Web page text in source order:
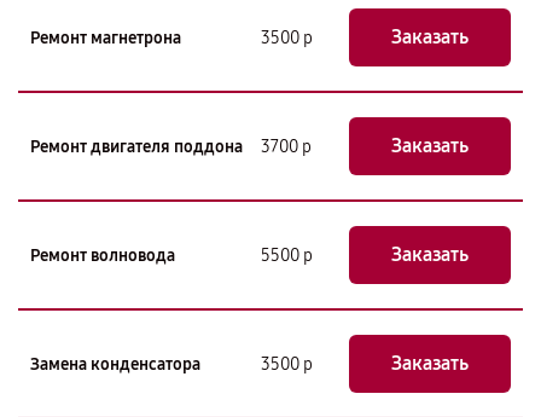
Ремонт магнетрона 3500 р Заказать
Ремонт двигателя поддона 3700 р Заказать
Ремонт волновода 5500 р Заказать
Замена конденсатора 3500 р Заказать